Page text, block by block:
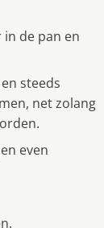
de pan en
steeds
net zolang
even